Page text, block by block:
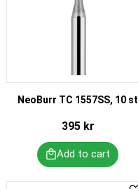
NeoBurr TC 1557SS, 10 st
395kr